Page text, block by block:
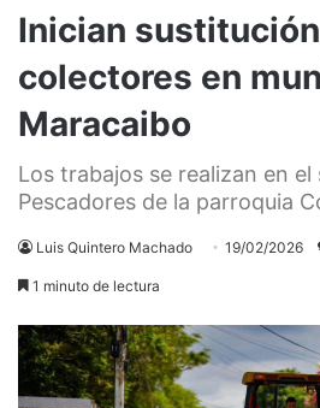
Inician
colectores en
Maracaibo
Los trabajos se realizan en
Pescadores de la parroquia
Luis Quintero Machado 19/02/2026
1 minuto de lectura